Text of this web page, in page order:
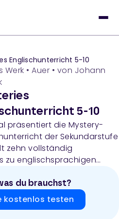
Englischunterricht 5-10
Werk • Auer • von Johann
5-10
präsentiert die Mystery-
der Sekundarstufe
zehn vollständig
zu englischsprachigen
Hadrians Wall,
in Kalifornien,
und
du brauchst?
kostenlos testen